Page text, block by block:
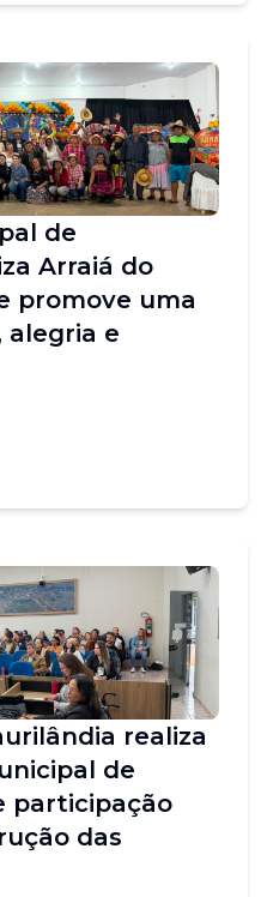
de
Arraiá do
promove uma
alegria e
realiza
de
participação
das